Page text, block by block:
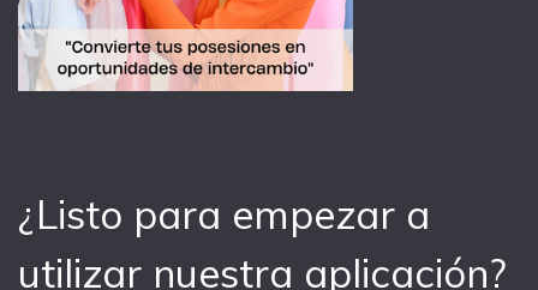
¿Listo para empezar a
utilizar nuestra aplicación?